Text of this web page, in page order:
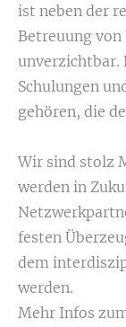
ist neben der
Betreuung
unverzichtbar.
Schulungen
gehören, die
Wir sind stolz
werden in
festen
dem
werden.
Mehr Infos